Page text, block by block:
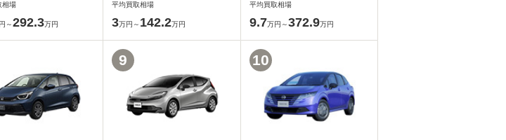
相場
～292.3万円
平均買取相場
3万円～ 142.2万円
平均買取相場
9.7万円～372.9万円
9 10